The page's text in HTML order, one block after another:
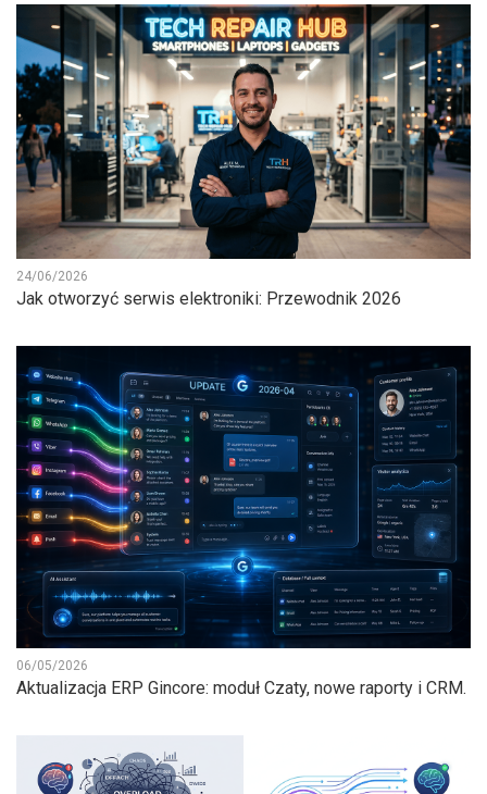
24/06/2026
Jak otworzyć serwis elektroniki: Przewodnik 2026
06/05/2026
Aktualizacja ERP Gincore: moduł Czaty, nowe raporty i CRM.